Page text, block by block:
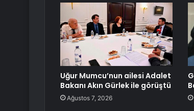
Uğur Mumcu’nun ailesi Adalet
Bakanı Akın Gürlek ile görüştü
Ağustos 7, 2026